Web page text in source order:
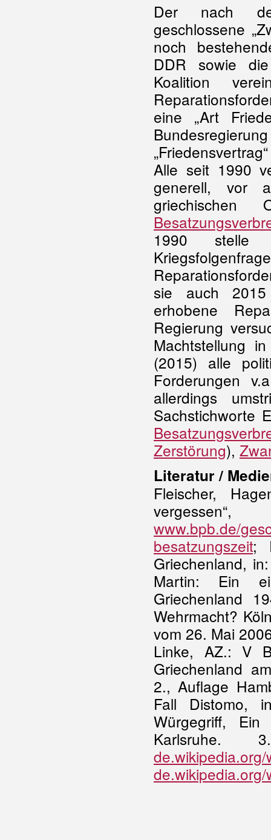
Der nach
geschlossene
noch
DDR sowie
Koalition
eine „Art
Alle seit 1990
generell, vor
1990 stelle
sie auch
erhobene
Regierung
Machtstellung
(2015) alle
Forderungen
allerdings
Sachstichworte
Zerstörung),
Literatur /
Fleischer,
www.bpb.de/
besatzungszeit;
Griechenland,
Martin: Ein
Griechenland
Wehrmacht?
vom 26. Mai
Linke, AZ.: V
Griechenland
2., Auflage
Fall Distomo,
Würgegriff,